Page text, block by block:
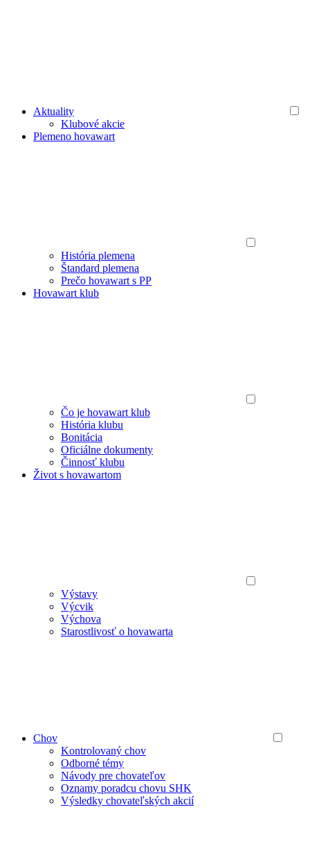
Aktuality
Klubové akcie
Plemeno hovawart
História plemena
Štandard plemena
Prečo hovawart s PP
Hovawart klub
Čo je hovawart klub
História klubu
Bonitácia
Oficiálne dokumenty
Činnosť klubu
Život s hovawartom
Výstavy
Výcvik
Výchova
Starostlivosť o hovawarta
Chov
Kontrolovaný chov
Odborné témy
Návody pre chovateľov
Oznamy poradcu chovu SHK
Výsledky chovateľských akcií